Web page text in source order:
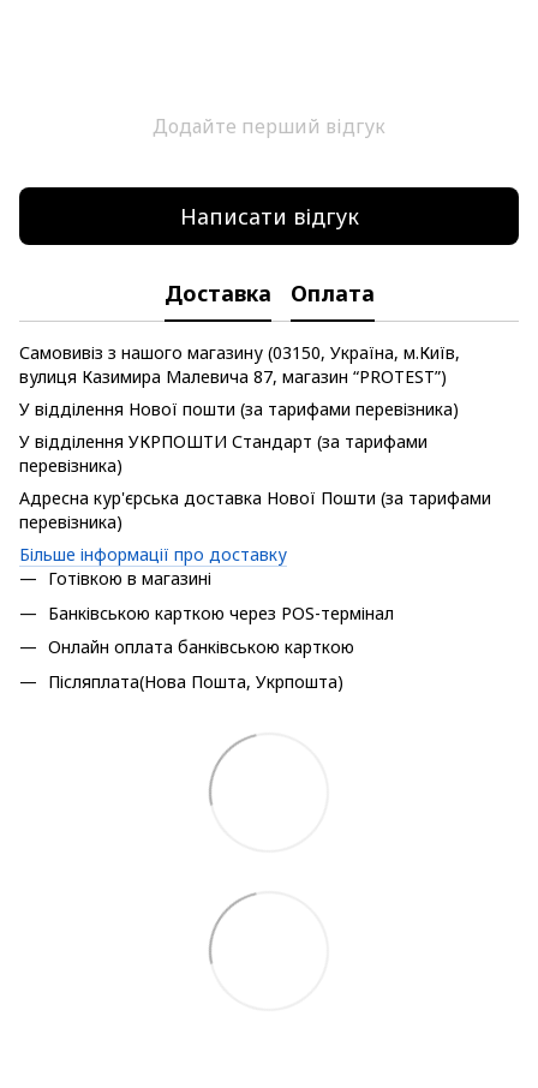
Додайте перший відгук
Написати відгук
Доставка Оплата
Самовивіз з нашого магазину (03150, Україна, м.Київ,
вулиця Казимира Малевича 87, магазин “PROTEST”)
У відділення Нової пошти (за тарифами перевізника)
У відділення УКРПОШТИ Стандарт (за тарифами
перевізника)
Адресна кур'єрська доставка Нової Пошти (за тарифами
перевізника)
Більше інформації про доставку
Готівкою в магазині
Банківською карткою через POS-термінал
Онлайн оплата банківською карткою
Післяплата(Нова Пошта, Укрпошта)